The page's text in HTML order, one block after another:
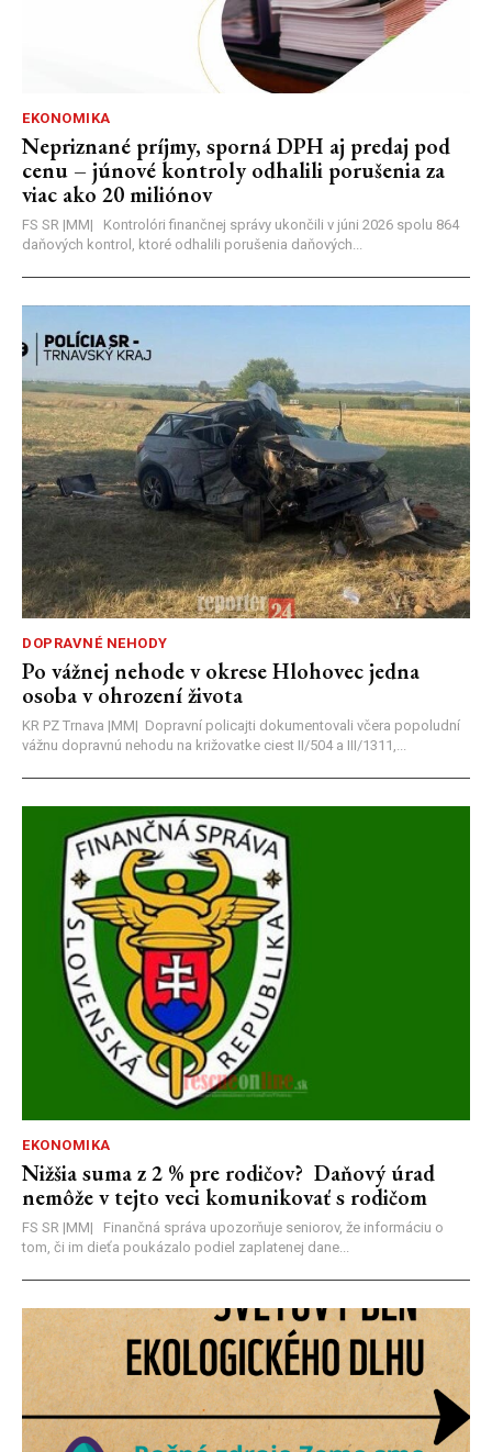
EKONOMIKA
Nepriznané príjmy, sporná DPH aj predaj pod
cenu – júnové kontroly odhalili porušenia za
viac ako 20 miliónov
FS SR |MM| Kontrolóri finančnej správy ukončili v júni 2026 spolu 864
daňových kontrol, ktoré odhalili porušenia daňových...
DOPRAVNÉ NEHODY
Po vážnej nehode v okrese Hlohovec jedna
osoba v ohrození života
KR PZ Trnava |MM| Dopravní policajti dokumentovali včera popoludní
vážnu dopravnú nehodu na križovatke ciest II/504 a III/1311,...
EKONOMIKA
Nižšia suma z 2 % pre rodičov? Daňový úrad
nemôže v tejto veci komunikovať s rodičom
FS SR |MM| Finančná správa upozorňuje seniorov, že informáciu o
tom, či im dieťa poukázalo podiel zaplatenej dane...